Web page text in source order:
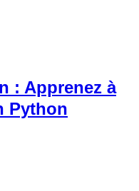
: Apprenez à
Python